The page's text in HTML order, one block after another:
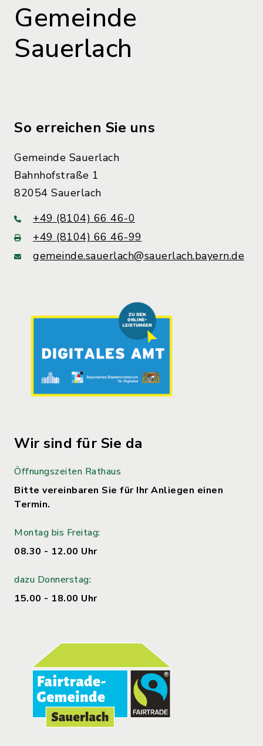
Gemeinde
Sauerlach
So erreichen Sie uns
Gemeinde Sauerlach
Bahnhofstraße 1
82054 Sauerlach
+49 (8104) 66 46-0
+49 (8104) 66 46-99
gemeinde.sauerlach@sauerlach.bayern.de
Wir sind für Sie da
Öffnungszeiten Rathaus
Bitte vereinbaren Sie für Ihr Anliegen einen
Termin.
Montag bis Freitag:
08.30 - 12.00 Uhr
dazu Donnerstag:
15.00 - 18.00 Uhr